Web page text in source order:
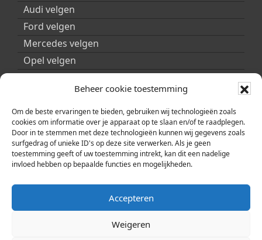
Beheer cookie toestemming
Om de beste ervaringen te bieden, gebruiken wij technologieën zoals
cookies om informatie over je apparaat op te slaan en/of te raadplegen.
Door in te stemmen met deze technologieën kunnen wij gegevens zoals
surfgedrag of unieke ID's op deze site verwerken. Als je geen
toestemming geeft of uw toestemming intrekt, kan dit een nadelige
invloed hebben op bepaalde functies en mogelijkheden.
Accepteren
Weigeren
Audi velgen
Ford velgen
Mercedes velgen
Opel velgen
Peugeot velgen
Porsche velgen
Seat velgen
Skoda velgen
Smart velgen
Volkswagen velgen